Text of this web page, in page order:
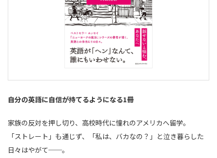
自分の英語に自信が持てるようになる1冊
家族の反対を押し切り、高校時代に憧れのアメリカへ留学。
「ストレート」も通じず、「私は、バカなの？」と泣き暮らした
日々はやがて──。